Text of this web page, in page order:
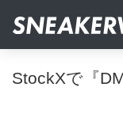
StockXで『